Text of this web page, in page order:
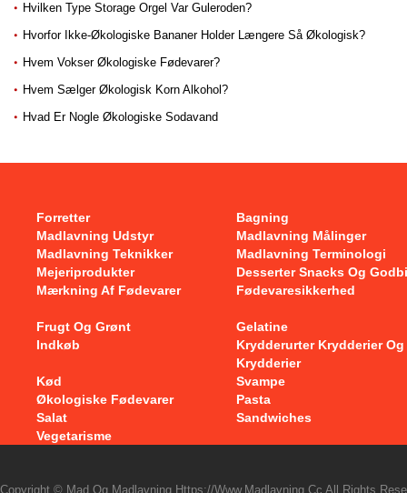
Hvilken Type Storage Orgel Var Guleroden?
Hvorfor Ikke-Økologiske Bananer Holder Længere Så Økologisk?
Hvem Vokser Økologiske Fødevarer?
Hvem Sælger Økologisk Korn Alkohol?
Hvad Er Nogle Økologiske Sodavand
Forretter
Bagning
Madlavning Udstyr
Madlavning Målinger
Madlavning Teknikker
Madlavning Terminologi
Mejeriprodukter
Desserter Snacks Og
Mærkning Af Fødevarer
Fødevaresikkerhed
Frugt Og Grønt
Gelatine
Indkøb
Krydderurter Krydderier Og
Krydderier
Kød
Svampe
Økologiske Fødevarer
Pasta
Salat
Sandwiches
Vegetarisme
Copyright © Mad Og Madlavning Https://www.madlavning.cc All Rights